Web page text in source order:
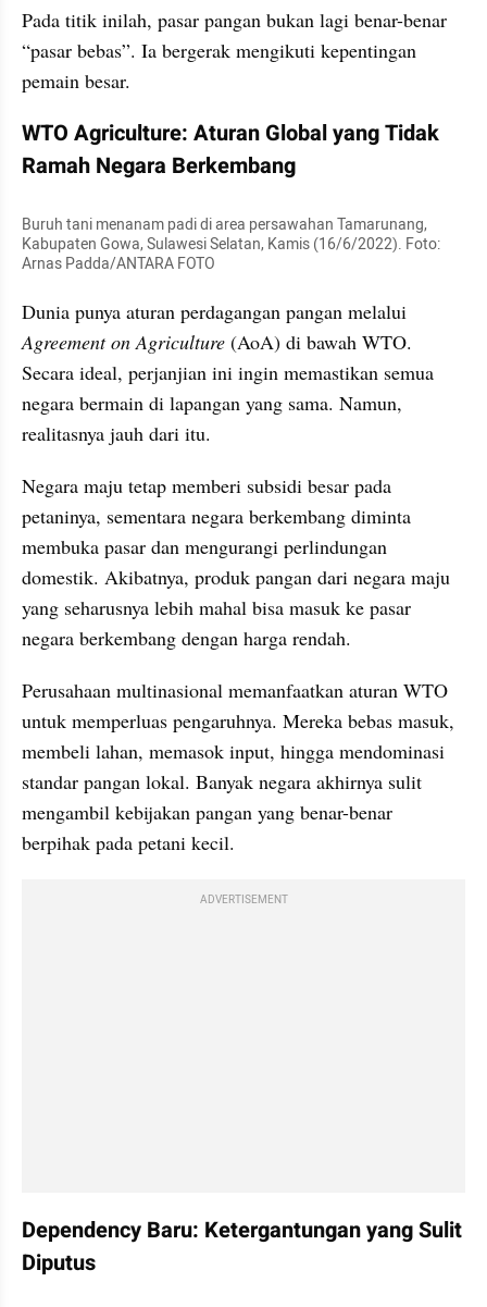
Pada titik inilah, pasar pangan bukan lagi benar-benar
“pasar bebas”. Ia bergerak mengikuti kepentingan
pemain besar.
WTO Agriculture: Aturan Global yang Tidak
Ramah Negara Berkembang
Buruh tani menanam padi di area persawahan Tamarunang,
Kabupaten Gowa, Sulawesi Selatan, Kamis (16/6/2022). Foto:
Arnas Padda/ANTARA FOTO
Agreement on Agriculture (AoA) di bawah WTO.
Secara ideal, perjanjian ini ingin memastikan semua
negara bermain di lapangan yang sama. Namun,
realitasnya jauh dari itu.
Negara maju tetap memberi subsidi besar pada
petaninya, sementara negara berkembang diminta
membuka pasar dan mengurangi perlindungan
domestik. Akibatnya, produk pangan dari negara maju
yang seharusnya lebih mahal bisa masuk ke pasar
negara berkembang dengan harga rendah.
Perusahaan multinasional memanfaatkan aturan WTO
untuk memperluas pengaruhnya. Mereka bebas masuk,
membeli lahan, memasok input, hingga mendominasi
standar pangan lokal. Banyak negara akhirnya sulit
mengambil kebijakan pangan yang benar-benar
berpihak pada petani kecil.
ADVERTISEMENT
Dependency Baru: Ketergantungan yang Sulit
Diputus